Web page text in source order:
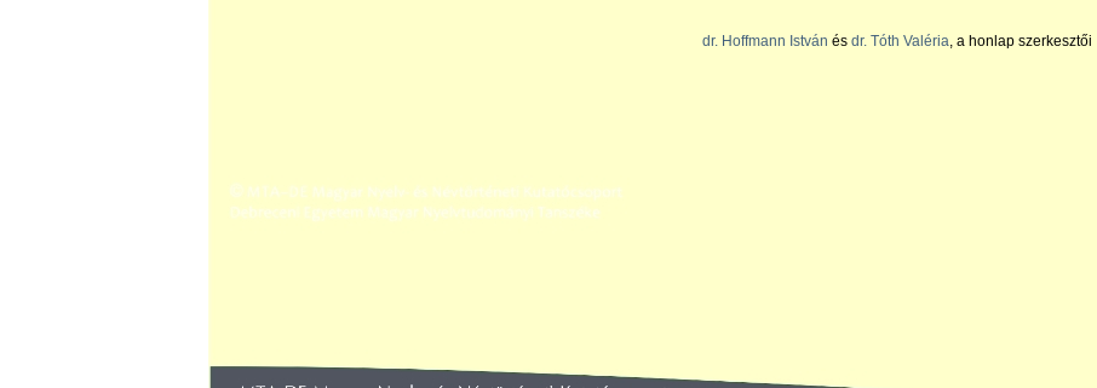
dr. Hoffmann István és dr. Tóth Valéria, a honlap szerkesztői